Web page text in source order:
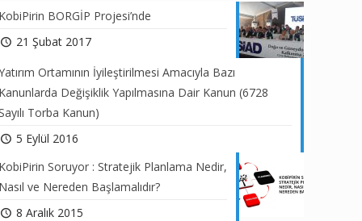
BORGİP Projesi’nde
21 Şubat 2017
Ortamının İyileştirilmesi Amacıyla Bazı
Değişiklik Yapılmasına Dair Kanun (6728
Torba Kanun)
5 Eylül 2016
Soruyor : Stratejik Planlama Nedir,
ve Nereden Başlamalıdır?
8 Aralık 2015